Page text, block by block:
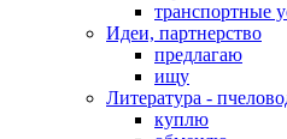
транспортные
Идеи, партнерство
предлагаю
ищу
Литература -
куплю